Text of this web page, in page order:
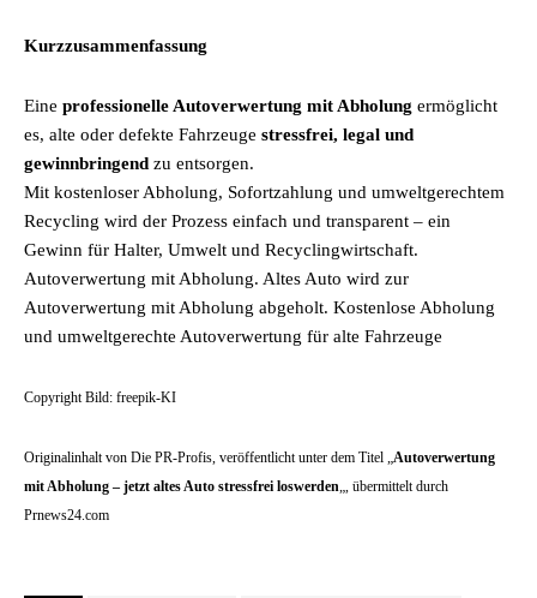
Kurzzusammenfassung
Eine professionelle Autoverwertung mit Abholung ermöglicht
es, alte oder defekte Fahrzeuge stressfrei, legal und
gewinnbringend zu entsorgen.
Mit kostenloser Abholung, Sofortzahlung und umweltgerechtem
Recycling wird der Prozess einfach und transparent – ein
Gewinn für Halter, Umwelt und Recyclingwirtschaft.
Autoverwertung mit Abholung. Altes Auto wird zur
Autoverwertung mit Abholung abgeholt. Kostenlose Abholung
und umweltgerechte Autoverwertung für alte Fahrzeuge
Copyright Bild: freepik-KI
Originalinhalt von Die PR-Profis, veröffentlicht unter dem Titel „Autoverwertung
mit Abholung – jetzt altes Auto stressfrei loswerden„, übermittelt durch
Prnews24.com